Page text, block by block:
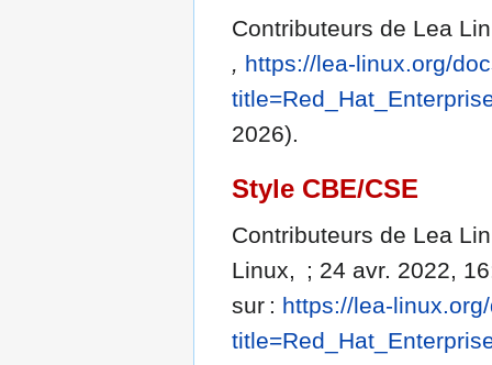
Contributeurs de Lea
, https://lea-linux.org/
2026).
Style CBE/CSE
Contributeurs de Lea
Linux, ; 24 avr. 2022,
sur : https://lea-